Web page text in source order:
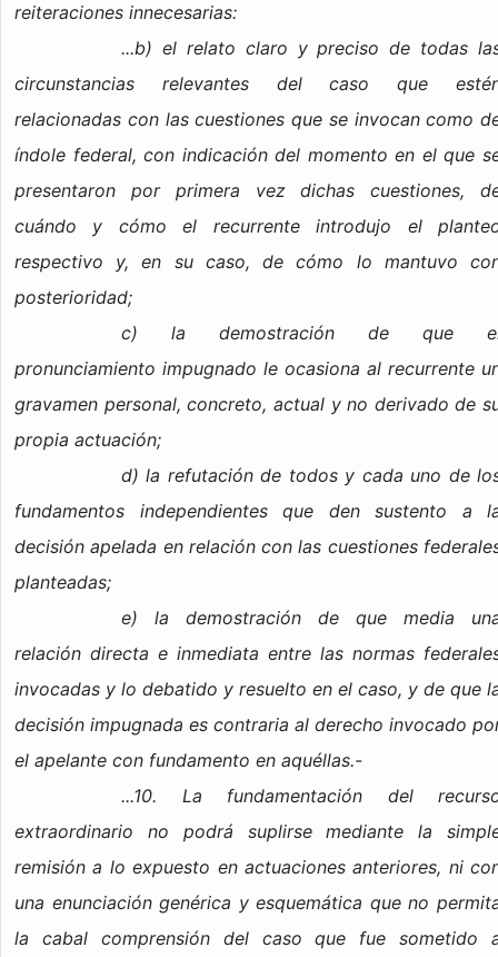
reiteraciones innecesarias:
...b) el relato claro y preciso de todas
circunstancias relevantes del caso que
relacionadas con las cuestiones que se invocan como
índole federal, con indicación del momento en el que
presentaron por primera vez dichas cuestiones,
cuándo y cómo el recurrente introdujo el
respectivo y, en su caso, de cómo lo mantuvo
posterioridad;
c) la demostración de que
pronunciamiento impugnado le ocasiona al recurrente
gravamen personal, concreto, actual y no derivado de
propia actuación;
d) la refutación de todos y cada uno de
fundamentos independientes que den sustento a
decisión apelada en relación con las cuestiones
planteadas;
e) la demostración de que media
relación directa e inmediata entre las normas
invocadas y lo debatido y resuelto en el caso, y de que
decisión impugnada es contraria al derecho invocado
el apelante con fundamento en aquéllas.-
...10. La fundamentación del
extraordinario no podrá suplirse mediante la
remisión a lo expuesto en actuaciones anteriores, ni
una enunciación genérica y esquemática que no
la cabal comprensión del caso que fue sometido